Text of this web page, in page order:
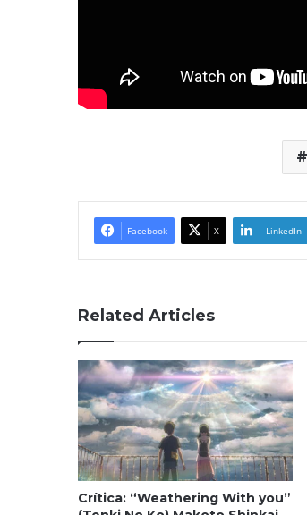
Facebook X LinkedIn
Related Articles
Crítica: “Weathering With you”